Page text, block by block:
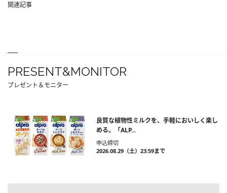
関連記事
PRESENT&MONITOR
プレゼント＆モニター
良質な植物性ミルクを、手軽においしく楽し
める。「ALP...
申込締切
2026.08.29（土）23:59まで